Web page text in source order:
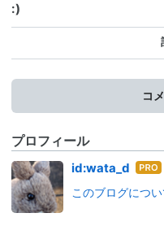
:)
コ
プロフィール
id:wata_d はて
ログ
このブログについ